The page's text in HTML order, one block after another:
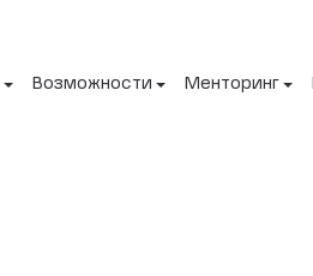
Возможности Менторинг